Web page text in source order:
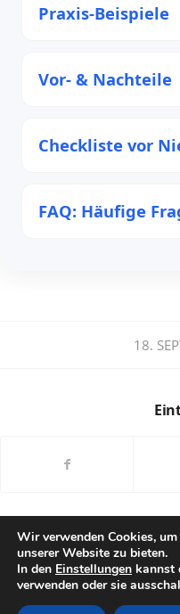
Praxis-Beispiele
Vor- & Nachteile
Checkliste vor
FAQ: Häufige
18.
Wir verwenden Cookies,
unserer Website zu bieten.
In den Einstellungen kannst
verwenden oder sie